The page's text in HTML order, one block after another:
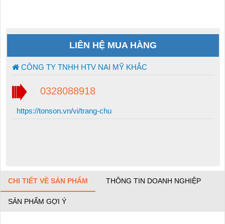
LIÊN HỆ MUA HÀNG
CÔNG TY TNHH HTV NAI MỸ KHẮC
0328088918
https://tonson.vn/vi/trang-chu
CHI TIẾT VỀ SẢN PHẨM THÔNG TIN DOANH NGHIỆP
SẢN PHẨM GỢI Ý